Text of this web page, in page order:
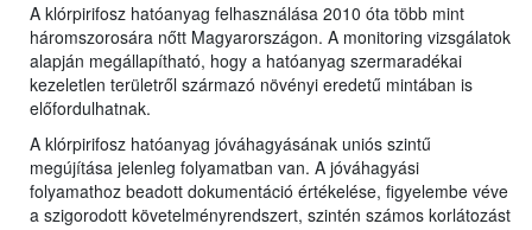
A klórpirifosz hatóanyag felhasználása 2010 óta több mint
háromszorosára nőtt Magyarországon. A monitoring vizsgálatok
alapján megállapítható, hogy a hatóanyag szermaradékai
kezeletlen területről származó növényi eredetű mintában is
előfordulhatnak.
A klórpirifosz hatóanyag jóváhagyásának uniós szintű
megújítása jelenleg folyamatban van. A jóváhagyási
folyamathoz beadott dokumentáció értékelése, figyelembe véve
a szigorodott követelményrendszert, szintén számos korlátozást